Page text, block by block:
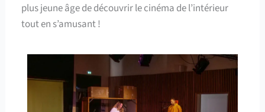
plus jeune âge de découvrir le cinéma de l’intérieur
tout en s’amusant !